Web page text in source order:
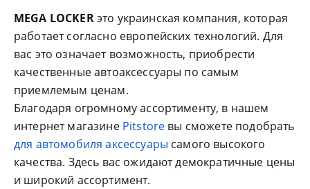
MEGA LOCKERэто украинская компания, которая
работает согласно европейских технологий. Для
вас это означает возможность, приобрести
качественные автоаксессуары по самым
приемлемым ценам.
Благодаря огромному ассортименту, в нашем
интернет магазине Pitstore вы сможете подобрать
для автомобиля аксессуары самого высокого
качества. Здесь вас ожидают демократичные цены
и широкий ассортимент.